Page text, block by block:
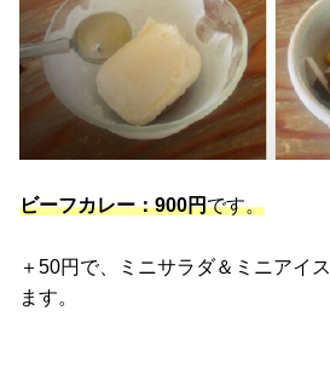
ビーフカレー：900円です。
＋50円で、ミニサラダ＆ミニアイ
ます。